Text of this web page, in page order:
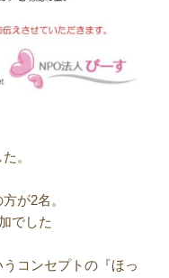
。
が2名。
でした
コンセプトの『ほっ